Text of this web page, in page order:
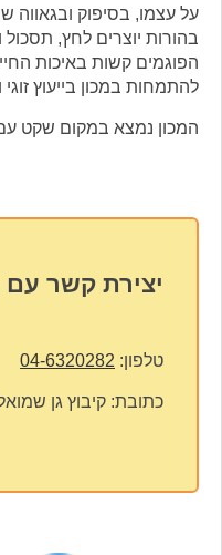
על עצמו, בסיפוק ובגאווה
בהורות יוצרים לחץ,
הפוגמים קשות באיכות
להתמחות במכון בייעוץ
המכון נמצא במקום שקט
יצירת קשר עם
טלפון: 04-6320282
כתובת: קיבוץ גן